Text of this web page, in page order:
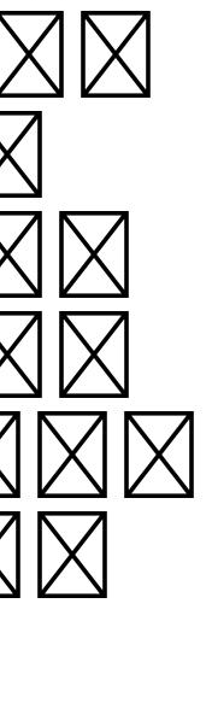
바
환
된
이는